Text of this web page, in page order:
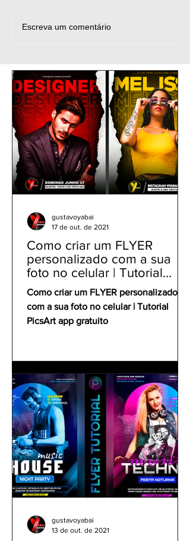
CapCut 4K HDR CC High
Escreva um comentário
Como criar um FLYER
personalizado com a sua
foto no celular | Tutorial
PicsArt app gratuito
Como criar um FLYER personalizado
com a sua foto no celular | Tutorial
PicsArt app gratuito
gustavoyabai
17 de out. de 2021
gustavoyabai
13 de out. de 2021